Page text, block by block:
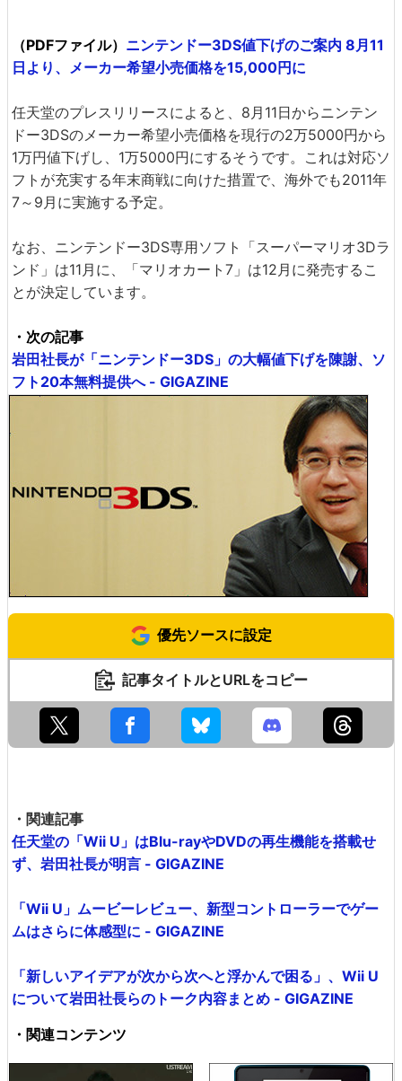
（PDFファイル） ニンテンドー3DS値下げのご案内 8月11
日より、メーカー希望小売価格を15,000円に
任天堂のプレスリリースによると、8月11日からニンテン
ドー3DSのメーカー希望小売価格を現行の2万5000円から
1万円値下げし、1万5000円にするそうです。これは対応ソ
フトが充実する年末商戦に向けた措置で、海外でも2011年
7～9月に実施する予定。
なお、ニンテンドー3DS専用ソフト「スーパーマリオ3Dラ
ンド」は11月に、「マリオカート7」は12月に発売するこ
とが決定しています。
・次の記事
岩田社長が「ニンテンドー3DS」の大幅値下げを陳謝、ソ
フト20本無料提供へ - GIGAZINE
優先ソースに設定
記事タイトルとURLをコピー
・関連記事
任天堂の「Wii U」はBlu-rayやDVDの再生機能を搭載せ
ず、岩田社長が明言 - GIGAZINE
「Wii U」ムービーレビュー、新型コントローラーでゲー
ムはさらに体感型に - GIGAZINE
「新しいアイデアが次から次へと浮かんで困る」、Wii U
について岩田社長らのトーク内容まとめ - GIGAZINE
・関連コンテンツ